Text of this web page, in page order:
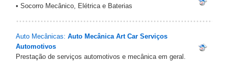
• Socorro Mecânico, Elétrica e Baterias
Auto Mecânicas: Auto Mecânica Art Car Serviços
Automotivos
Prestação de serviços automotivos e mecânica em geral.